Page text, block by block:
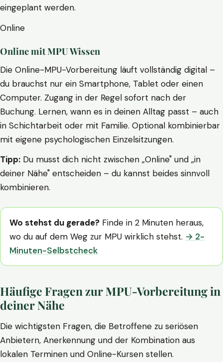
eingeplant werden.
Online
Online mit MPU Wissen
Die Online-MPU-Vorbereitung läuft vollständig digital –
du brauchst nur ein Smartphone, Tablet oder einen
Computer. Zugang in der Regel sofort nach der
Buchung. Lernen, wann es in deinen Alltag passt – auch
in Schichtarbeit oder mit Familie. Optional kombinierbar
mit eigene psychologischen Einzelsitzungen.
Tipp: Du musst dich nicht zwischen „Online" und „in
deiner Nähe" entscheiden – du kannst beides sinnvoll
kombinieren.
Wo stehst du gerade? Finde in 2 Minuten heraus,
wo du auf dem Weg zur MPU wirklich stehst. → 2-
Minuten-Selbstcheck
Häufige Fragen zur MPU-Vorbereitung in
deiner Nähe
Die wichtigsten Fragen, die Betroffene zu seriösen
Anbietern, Anerkennung und der Kombination aus
lokalen Terminen und Online-Kursen stellen.